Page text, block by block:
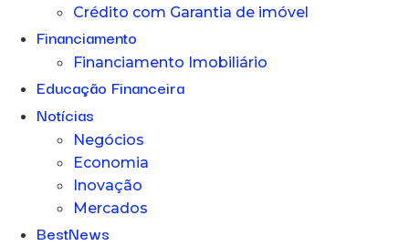
Crédito com Garantia de imóvel
Financiamento
Financiamento Imobiliário
Educação Financeira
Notícias
Negócios
Economia
Inovação
Mercados
BestNews